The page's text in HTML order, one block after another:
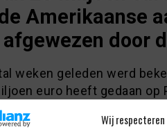
Wij
Amerikaanse
door
weken geleden werd
euro heeft gedaan op
af of de club uit de
“Hebben die